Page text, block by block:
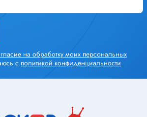
на обработку моих персональных
с политикой конфиденциальности